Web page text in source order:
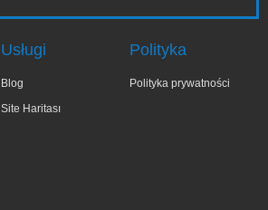
Usługi
Blog
Site Haritası
Polityka
Polityka prywatności